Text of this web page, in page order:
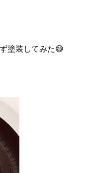
塗装してみた😅